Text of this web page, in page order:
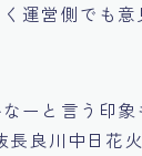
運営側でも
ーと言う印象
長良川中日花